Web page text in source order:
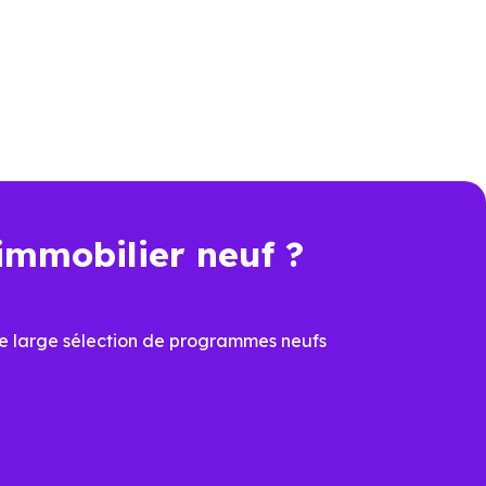
immobilier. Pour comparer
performance
neuf ?
large sélection de programmes neufs